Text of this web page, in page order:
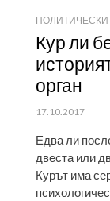
Кур ли
орган
ПУБЛИКУВАНО
17.10.2017
Едва ли
двеста или
Курът има